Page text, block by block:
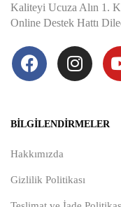
Kaliteyi Ucuza Alın 1.
Online Destek Hattı
BILGILENDIRMELER
Hakkımızda
Gizlilik Politikası